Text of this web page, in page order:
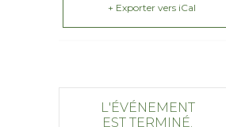
+ Exporter vers iCal
L'ÉVÉNEMENT
EST TERMINÉ.